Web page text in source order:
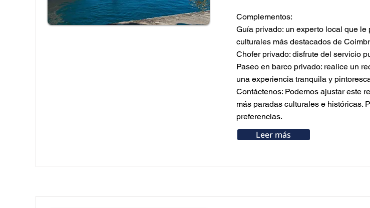
Complementos:
Guía privado: un experto local que
culturales más destacados de
Chofer privado: disfrute del servicio
Paseo en barco privado: realice un
una experiencia tranquila y
Contáctenos: Podemos ajustar este
más paradas culturales e históricas.
preferencias.
Leer más